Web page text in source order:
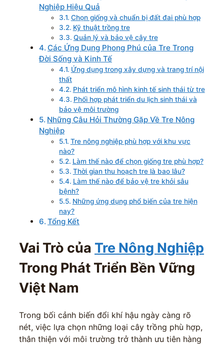
Nghiệp Hiệu Quả
Chọn giống và chuẩn bị đất đai phù hợp
Kỹ thuật trồng tre
Quản lý và bảo vệ cây tre
Các Ứng Dụng Phong Phú của Tre Trong
Đời Sống và Kinh Tế
Ứng dụng trong xây dựng và trang trí nội
thất
Phát triển mô hình kinh tế sinh thái từ tre
Phối hợp phát triển du lịch sinh thái và
bảo vệ môi trường
Những Câu Hỏi Thường Gặp Về Tre Nông
Nghiệp
Tre nông nghiệp phù hợp với khu vực
nào?
Làm thế nào để chọn giống tre phù hợp?
Thời gian thu hoạch tre là bao lâu?
Làm thế nào để bảo vệ tre khỏi sâu
bệnh?
Những ứng dụng phổ biến của tre hiện
nay?
Tổng Kết
Vai Trò của Tre Nông Nghiệp
Trong Phát Triển Bền Vững
Việt Nam
Trong bối cảnh biến đổi khí hậu ngày càng rõ
nét, việc lựa chọn những loại cây trồng phù hợp,
thân thiện với môi trường trở thành ưu tiên hàng